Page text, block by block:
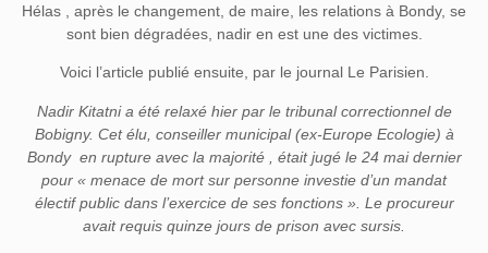
Hélas , après le changement, de maire, les relations à Bondy, se
sont bien dégradées, nadir en est une des victimes.
Voici l’article publié ensuite, par le journal Le Parisien.
Nadir Kitatni a été relaxé hier par le tribunal correctionnel de
Bobigny. Cet élu, conseiller municipal (ex-Europe Ecologie) à
Bondy en rupture avec la majorité , était jugé le 24 mai dernier
pour « menace de mort sur personne investie d’un mandat
électif public dans l’exercice de ses fonctions ». Le procureur
avait requis quinze jours de prison avec sursis.